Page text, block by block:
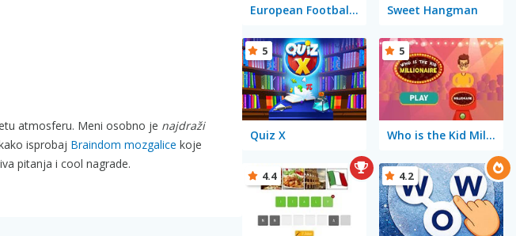
atmosferu. Meni osobno je najdraži
isprobaj Braindom mozgalice koje
pitanja i cool nagrade.
European Football Jersey Quiz Sweet Hangman
Quiz X
5
Who is the Kid Millionaire
5
4.4 4.2